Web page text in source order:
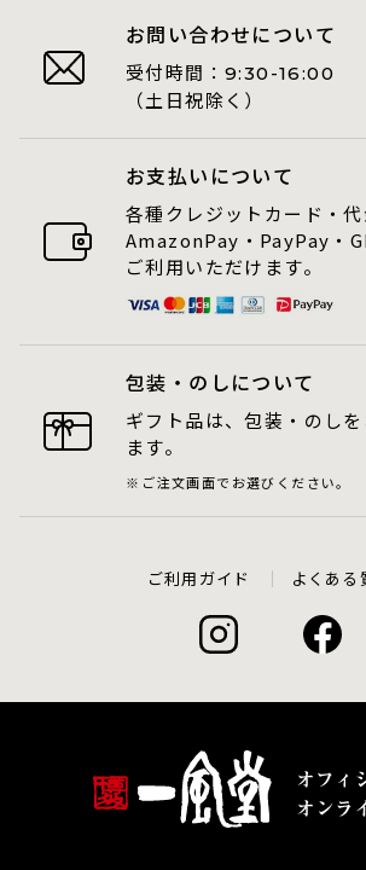
お問い合わせについて
受付時間： 9:30-16:00
（土日祝除く）
お支払いについて
各種クレジットカード・代
AmazonPay・PayPay・
ご利用いただけます。
包装・のしについて
ギフト品は、包装・のし
ます。
ご注文画面でお選びください。
ご利用ガイド よくある